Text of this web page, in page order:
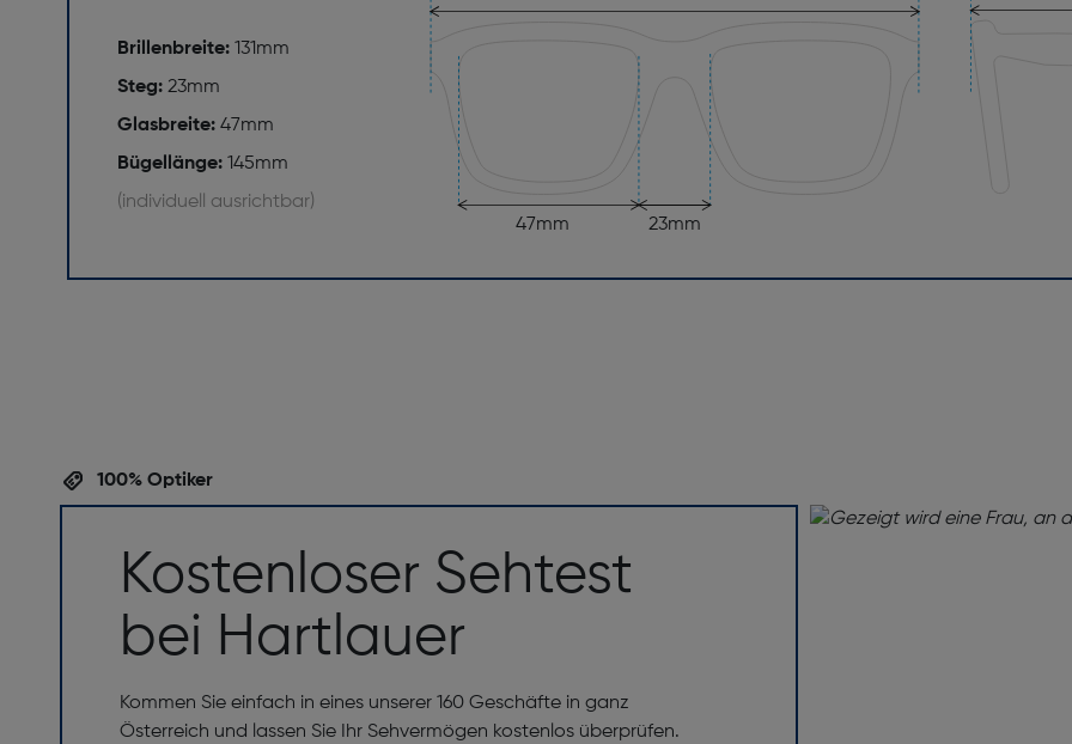
Brillenbreite: 131mm
Steg: 23mm
Glasbreite: 47mm
Bügellänge: 145mm
(individuell ausrichtbar)
23mm
47mm
100% Optiker
Kostenloser Sehtest
bei Hartlauer
Kommen Sie einfach in eines unserer 160 Geschäfte in ganz
Österreich und lassen Sie Ihr Sehvermögen kostenlos überprüfen.